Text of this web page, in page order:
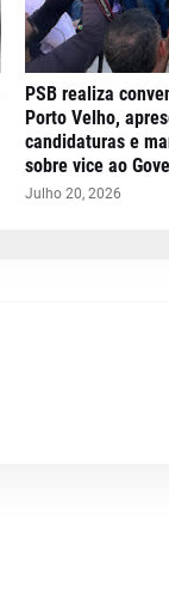
PSB realiza
Porto Velho,
candidaturas e
sobre vice ao
Julho 20, 2026